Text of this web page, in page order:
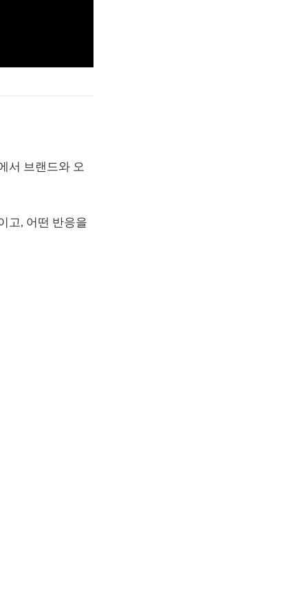
서 브랜드와 오
고, 어떤 반응을